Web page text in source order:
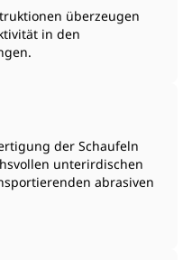
überzeugen
in den
der Schaufeln
unterirdischen
abrasiven